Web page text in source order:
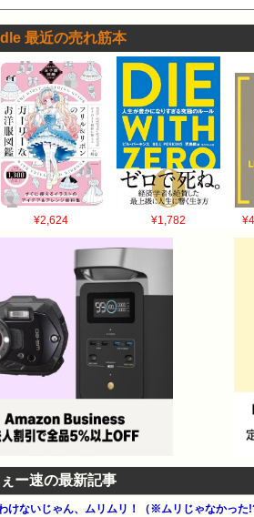
入ってまだ丸一年しか経ってないんだよ
よみっともない 13:風吹けば名無し
方が世のためや 14:風吹けば名無し
し 2017/05/13(土) 07:57:17.84
立派なことやろ 妊娠しそうな若い
>>19 頼って我々も悪いけど普
よりはマトモやん 24:風吹けば名無し
2017/05/13(土) 07:58:48.71
しゃ、産休取ったろ！」 後輩女「おっ
13(土) 08:18:02.22 ID:CxH6ssFT0
魚 31:風吹けば名無し 2017/05/13(土)
バアの中途採用ならともかく18さい22歳
ば名無し 2017/05/13(土) 08:00:16.28
し 2017/05/13(土) 07:59:13.63
名無し 2017/05/13(土) 07:59:32.39
なかったのが悪い 39:風吹けば名無し
ットやで 40:風吹けば名無し 2017/05/
無し 2017/05/13(土) 08:01:42.65
) 08:07:29.44 ID:Kz3Dsl4r0 >>45 別に
けば名無し 2017/05/13(土) 08:07:55.11
つっても子供が出来ることは良
～コレ 47:風吹けば名無し 2017/05/13(土
最近の売れ筋本
¥2,624 ¥1,782
ー速の最新記事
けないじゃん、ムリムリ！（※ムリじゃなかった